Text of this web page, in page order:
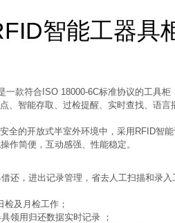
智能工器具
款符合ISO 18000-6C标准协议的工具柜
、智能存取、过检提醒、实时查找、语言
全的开放式半室外环境中，采用RFID智
作简便，互动感强、性能稳定。
还，进出记录管理，省去人工扫描和录
及月检工作；
领用归还数据实时记录 ；